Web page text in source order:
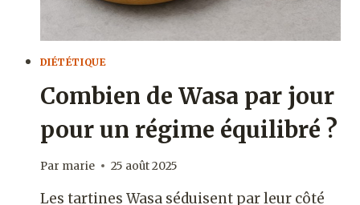
DIÉTÉTIQUE
Combien de Wasa par jour
pour un régime équilibré ?
Par marie 25 août 2025
Les tartines Wasa séduisent par leur côté